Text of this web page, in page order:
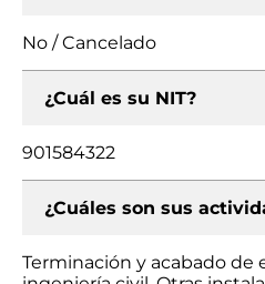
No / Cancelado
¿Cuál es su NIT?
901584322
¿Cuáles son sus
Terminación y acabado de